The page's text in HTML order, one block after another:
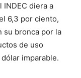
diera a
6,3 por ciento,
su bronca por la
de uso
imparable.